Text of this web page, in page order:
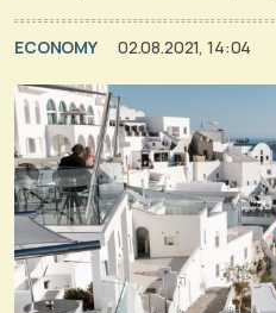
ECONOMY 02.08.2021, 14:04